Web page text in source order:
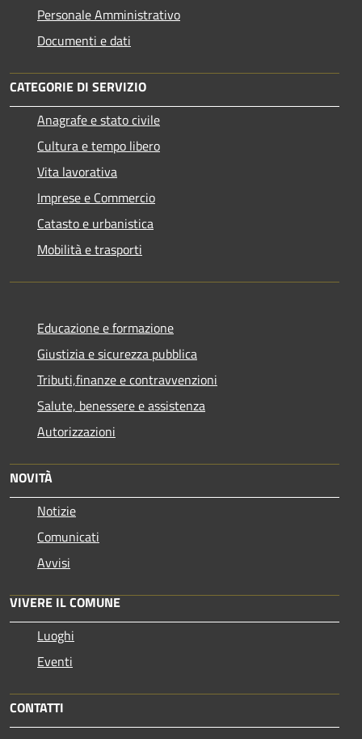
Personale Amministrativo
Documenti e dati
CATEGORIE DI SERVIZIO
Anagrafe e stato civile
Cultura e tempo libero
Vita lavorativa
Imprese e Commercio
Catasto e urbanistica
Mobilità e trasporti
Educazione e formazione
Giustizia e sicurezza pubblica
Tributi,finanze e contravvenzioni
Salute, benessere e assistenza
Autorizzazioni
NOVITÀ
Notizie
Comunicati
Avvisi
VIVERE IL COMUNE
Luoghi
Eventi
CONTATTI